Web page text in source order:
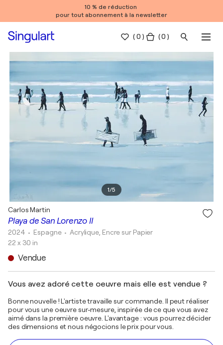
10 % de réduction
pour tout abonnement à la newsletter
(0 ) ( 0 )
1/5
Playa de San Lorenzo II
Carlos Martin
2024 • Espagne • Acrylique, Encre sur Papier
22 x 30 in
Vendue
Vous avez adoré cette oeuvre mais elle est vendue ?
Bonne nouvelle ! L'artiste travaille sur commande. Il peut réaliser
pour vous une oeuvre sur-mesure, inspirée de ce que vous avez
aimé dans la première oeuvre. L'avantage : vous pourrez décider
des dimensions et nous négocions le prix pour vous.